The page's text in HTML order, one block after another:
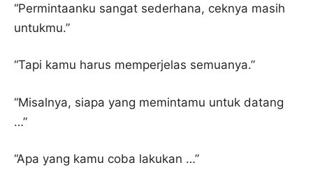
“Permintaanku sangat sederhana, ceknya masih
untukmu.”
“Tapi kamu harus memperjelas semuanya.”
“Misalnya, siapa yang memintamu untuk datang
…”
“Apa yang kamu coba lakukan …”